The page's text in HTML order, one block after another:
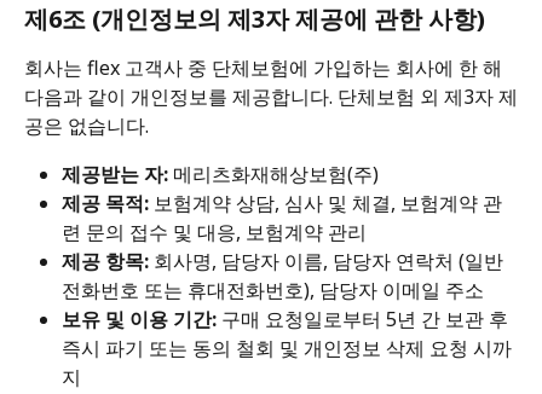
제6조 (개인정보의 제3자 제공에 관한 사항)
회사는 flex 고객사 중 단체보험에 가입하는 회사에 한 해
다음과 같이 개인정보를 제공합니다. 단체보험 외 제3자 제
공은 없습니다.
제공받는 자: 메리츠화재해상보험(주)
제공 목적: 보험계약 상담, 심사 및 체결, 보험계약 관
련 문의 접수 및 대응, 보험계약 관리
제공 항목: 회사명, 담당자 이름, 담당자 연락처 (일반
전화번호 또는 휴대전화번호), 담당자 이메일 주소
보유 및 이용 기간: 구매 요청일로부터 5년 간 보관 후
즉시 파기 또는 동의 철회 및 개인정보 삭제 요청 시까
지